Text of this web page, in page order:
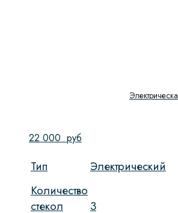
22 000 руб
Тип
Электрический
Количество
стекол
3